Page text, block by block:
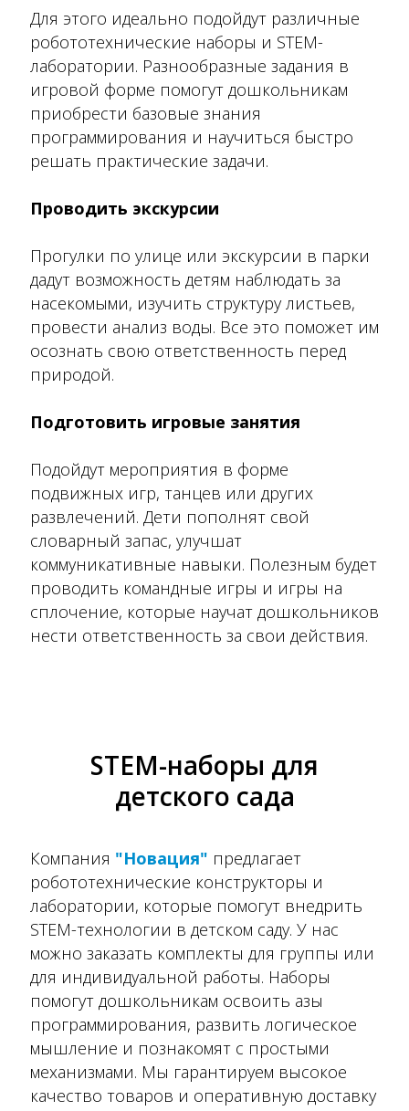
Для этого идеально подойдут различные
робототехнические наборы и STEM-
лаборатории. Разнообразные задания в
игровой форме помогут дошкольникам
приобрести базовые знания
программирования и научиться быстро
решать практические задачи.
Проводить экскурсии
Прогулки по улице или экскурсии в парки
дадут возможность детям наблюдать за
насекомыми, изучить структуру листьев,
провести анализ воды. Все это поможет им
осознать свою ответственность перед
природой.
Подготовить игровые занятия
Подойдут мероприятия в форме
подвижных игр, танцев или других
развлечений. Дети пополнят свой
словарный запас, улучшат
коммуникативные навыки. Полезным будет
проводить командные игры и игры на
сплочение, которые научат дошкольников
нести ответственность за свои действия.
STEM-наборы для
детского сада
Компания "Новация" предлагает
робототехнические конструкторы и
лаборатории, которые помогут внедрить
STEM-технологии в детском саду. У нас
можно заказать комплекты для группы или
для индивидуальной работы. Наборы
помогут дошкольникам освоить азы
программирования, развить логическое
мышление и познакомят с простыми
механизмами. Мы гарантируем высокое
качество товаров и оперативную доставку